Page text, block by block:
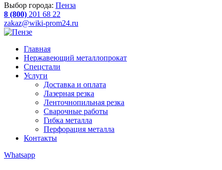
Выбор города: Пенза
8 (800) 201 68 22
zakaz@wiki-prom24.ru
Главная
Нержавеющий металлопрокат
Спецстали
Услуги
Доставка и оплата
Лазерная резка
Ленточнопильная резка
Сварочные работы
Гибка металла
Перфорация металла
Контакты
Whatsapp